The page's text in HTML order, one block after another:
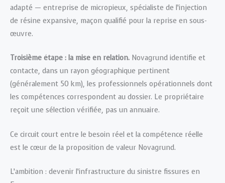
adapté — entreprise de micropieux, spécialiste de l’injection
de résine expansive, maçon qualifié pour la reprise en sous-
œuvre.
Troisième étape : la mise en relation. Novagrund identifie et
contacte, dans un rayon géographique pertinent
(généralement 50 km), les professionnels opérationnels dont
les compétences correspondent au dossier. Le propriétaire
reçoit une sélection vérifiée, pas un annuaire.
Ce circuit court entre le besoin réel et la compétence réelle
est le cœur de la proposition de valeur Novagrund.
L’ambition : devenir l’infrastructure du sinistre fissures en